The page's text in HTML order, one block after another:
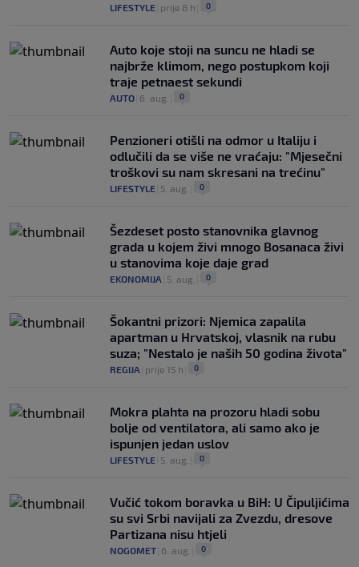
LIFESTYLE prije 8 h 0
Auto koje stoji na suncu ne hladi se
najbrže klimom, nego postupkom koji
traje petnaest sekundi
AUTO 6. aug. 0
Penzioneri otišli na odmor u Italiju i
odlučili da se više ne vraćaju: "Mjesečni
troškovi su nam skresani na trećinu"
LIFESTYLE 5. aug. 0
Šezdeset posto stanovnika glavnog
grada u kojem živi mnogo Bosanaca živi
u stanovima koje daje grad
EKONOMIJA 5. aug. 0
Šokantni prizori: Njemica zapalila
apartman u Hrvatskoj, vlasnik na rubu
suza; "Nestalo je naših 50 godina života"
REGIJA prije 15 h 0
Mokra plahta na prozoru hladi sobu
bolje od ventilatora, ali samo ako je
ispunjen jedan uslov
LIFESTYLE 5. aug. 0
Vučić tokom boravka u BiH: U Čipuljićima
su svi Srbi navijali za Zvezdu, dresove
Partizana nisu htjeli
NOGOMET 6. aug. 0